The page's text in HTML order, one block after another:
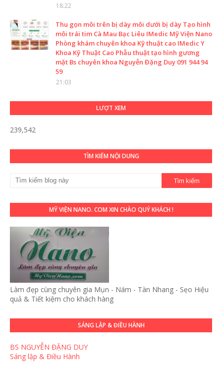
18:22
Thu gọn môi trên bị dày môi dưới bị dày Tạo hình
môi trái tim Cà Mau Bạc Liêu IMedic Mỹ Viện Nano
Phòng khám chuyên khoa Kỹ thuật cao IMedic Y
Khoa Kỹ Thuật Cao Phẫu thuật tạo hình gương
mặt Bs chuyên khoa Nguyễn Đặng Duy 091 944 94
59
21:03
LƯỢT XEM
239,542
TÌM KIẾM NỘI DUNG
MỸ VIỆN NANO. COM XIN CHÀO QUÝ KHÁCH !
Làm đẹp cùng chuyên gia Mụn - Nám - Tàn Nhang - Sẹo Hiệu
quả & Tiết kiệm cho khách hàng
SÁNG LẬP & ĐIỀU HÀNH
BS NGUYỄN ĐẶNG DUY
Sáng lập & Điều Hành